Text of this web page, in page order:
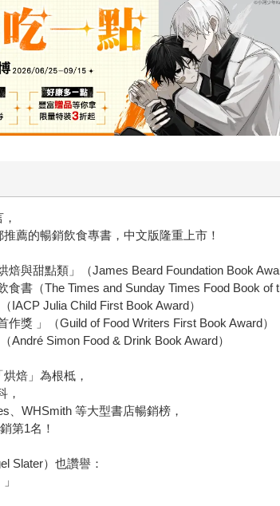
薦的暢銷飲食專書，中文版隆重上市！
與甜點類」（James Beard Foundation Book
書（The Times and Sunday Times Food Book of
IACP Julia Child First Book Award）
獎 」（Guild of Food Writers First Book Award）
André Simon Food & Drink Book Award）
焙」為根柢，
，
、WHSmith 等大型書店暢銷榜，
第1名！
Slater）也讚譽：